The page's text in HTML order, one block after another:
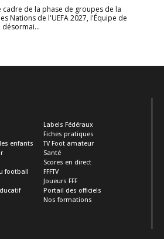
cadre de la phase de groupes de la
Nations de l'UEFA 2027, l'Équipe de
désormai...
enfants
football
Labels Fédéraux
Fiches pratiques
TV Foot amateur
Santé
Scores en direct
FFFTV
Joueurs FFF
Portail des officiels
Nos formations